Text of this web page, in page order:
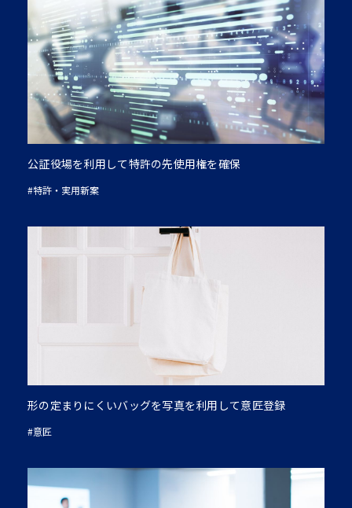
公証役場を利用して特許の先使用権を確保
#特許・実用新案
形の定まりにくいバッグを写真を利用して意匠登録
#意匠